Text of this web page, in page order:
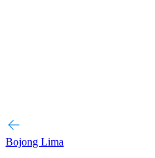
Bojong Lima